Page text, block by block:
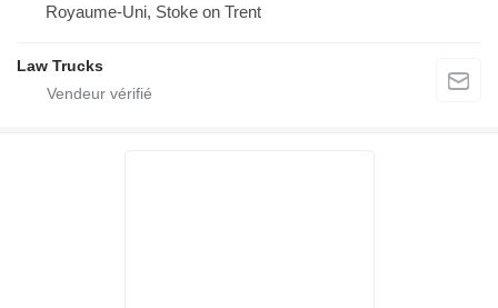
Royaume-Uni, Stoke on Trent
Law Trucks